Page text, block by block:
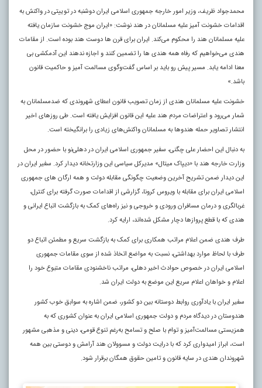
محمدجواد ظریف، وزیر امور خارجه جمهوری اسلامی ایران دوشنبه در توییتی در واکنش به
اقدامات خشونت آمیز علیه مسلمانان در هند نوشت: «ایران موج خشونت سازمان یافته
علیه مسلمانان هند را محکوم می‌کند. ایران برای قرن‌ ها دوست هند بوده است. از مقامات
هندی می‌خواهیم که رفاه همه هندی‌ ها را تضمین کنند و اجازه ندهند این آدمکشی بی‌
معنا ادامه یابد. مسیر پیش رو باید بر اساس گفت‌وگوی مسالمت‌ آمیز و حاکمیت قانون
باشد.»
خشونت علیه مسلمانان هندی از زمان تصویب قانون اعطای شهروندی که ضدمسلمانان به
شمار می‌رود و اعتراضات مردم هند علیه این قانون افزایش یافته است. طی روزهای اخیر
انتشار تصاویر حمله هندوها به مسلمانان واکنش‌های زیادی را برانگیخته است.
به دنبال این احضار علی چگنی، سفیر جمهوری اسلامی ایران در دهلی‌نو با حضور در محل
وزارت خارجه هند با «دیپاک میتال» مدیرکل سیاسی این وزارتخانه دیدار کرد. سفیر ایران در
این دیدار ضمن تشریح آخرین وضعیت چگونگی مقابله دولت و همه ارگان‌ های جمهوری
اسلامی ایران برای مقابله با ویروس کرونا، گزارشی از اقدامات صورت گرفته برای کنترل،
غربالگری و درمان مسافران ورودی و خروجی و نیز راه‌های کمک به بازگشت اتباع ایرانی و
هندی که با قطع پروازها دچار مشکل شده‌اند، ارایه کرد.
طرف هندی ضمن اعلام مراتب همکاری برای کمک به بازگشت سریع و مطمئن اتباع دو
طرف با لحاظ موارد بهداشتی، نسبت به مواضع اتخاذ شده از سوی مقامات جمهوری
اسلامی ایران در خصوص حوادث اخیر دهلی، مراتب ناخشنودی مقامات متبوع خود را
اعلام و خواهان اعلام سریع این موضع به دولت ایران شد.
سفیر ایران با یادآوری روابط دوستانه بین دو کشور، ضمن اشاره به سوابق خوب کشور
هندوستان در دیدگاه مردم و دولت جمهوری اسلامی ایران به عنوان کشوری که به
همزیستی مسالمت‌آمیز و توام با صلح و تسامح به‌رغم تنوع قومی، دینی و مذهبی مشهور
است، ابراز امیدواری کرد که با درایت دولت و مسوولان هند آرامش و دوستی بین همه
شهروندان هندی در سایه قانون و تامین حقوق همگان برقرار شود.